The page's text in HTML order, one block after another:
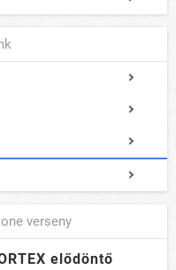
verseny
elődöntő